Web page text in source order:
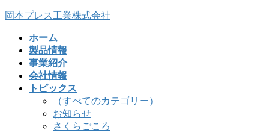
コ
ナ
岡本プレス工業株式会社
ホーム
製品情報
事業紹介
会社情報
トピックス
（すべてのカテゴリー）
お知らせ
さくらごころ